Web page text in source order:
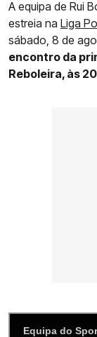
A equipa de Rui
estreia na Liga
sábado, 8 de
encontro da
Reboleira, às